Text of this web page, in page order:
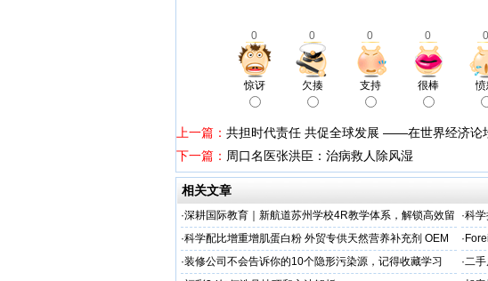
0 0 0 0 0
惊讶 欠揍 支持 很棒 愤
上一篇： 共担时代责任 共促全球发展 ——在世界经济论
下一篇： 周口名医张洪臣：治病救人除风湿
相关文章
·深耕国际教育｜新航道苏州学校4R教学体系，解锁高效留
学备考之路
·科
M/
·科学配比增重增肌蛋白粉 外贸专供天然营养补充剂 OEM
源头定制
·
·装修公司不会告诉你的10个隐形污染源，记得收藏学习 ·二手